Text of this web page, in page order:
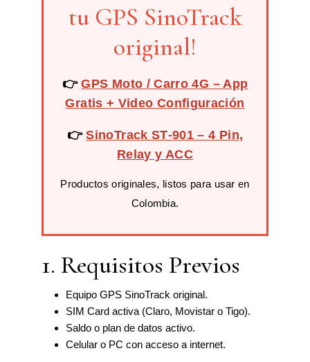
tu GPS SinoTrack
original!
👉GPS Moto / Carro 4G – App
Gratis + Video Configuración
👉SinoTrack ST‑901 – 4 Pin,
Relay y ACC
Productos originales, listos para usar en
Colombia.
1. Requisitos Previos
Equipo GPS SinoTrack original.
SIM Card activa (Claro, Movistar o Tigo).
Saldo o plan de datos activo.
Celular o PC con acceso a internet.